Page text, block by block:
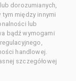
dorozumianych,
między innymi
lub
bądź wymogami
handlowej.
szczegółowej